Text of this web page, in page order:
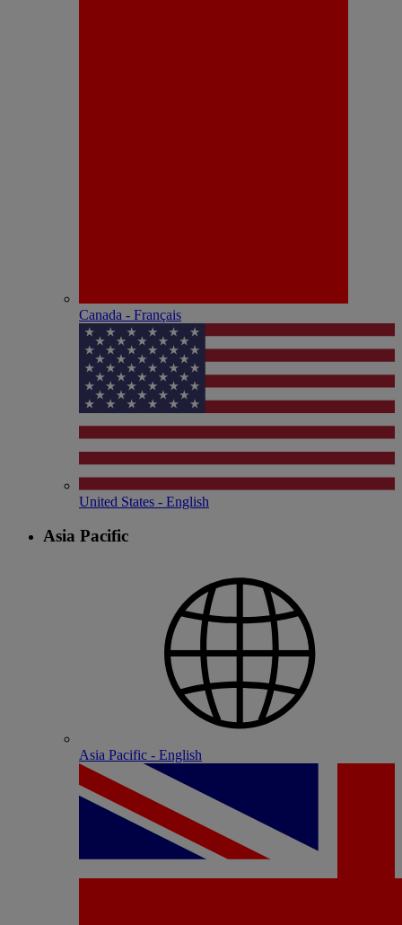
Canada - Français
United States - English
Asia Pacific
Asia Pacific - English